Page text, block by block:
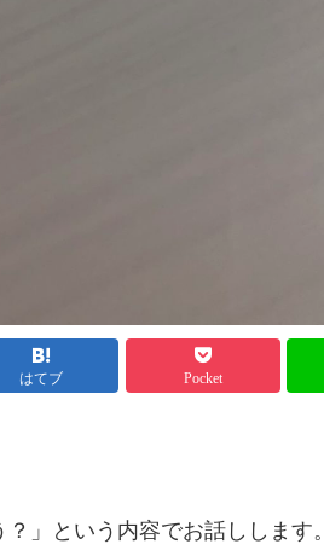
はてブ Pocket
」という内容でお話しします。